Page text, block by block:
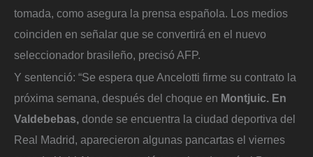
tomada, como asegura la prensa española. Los medios
coinciden en señalar que se convertirá en el nuevo
seleccionador brasileño, precisó AFP.
Y sentenció: “Se espera que Ancelotti firme su contrato la
próxima semana, después del choque en Montjuic. En
Valdebebas, donde se encuentra la ciudad deportiva del
Real Madrid, aparecieron algunas pancartas el viernes